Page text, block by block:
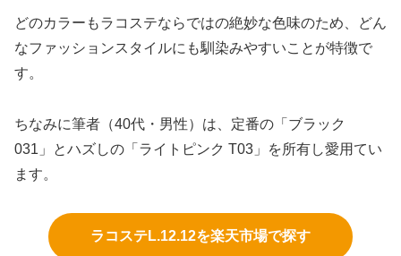
どのカラーもラコステならではの絶妙な色味のため、どん
なファッションスタイルにも馴染みやすいことが特徴で
す。
ちなみに筆者（40代・男性）は、定番の「ブラック
031」とハズしの「ライトピンク T03」を所有し愛用てい
ます。
ラコステL.12.12を楽天市場で探す